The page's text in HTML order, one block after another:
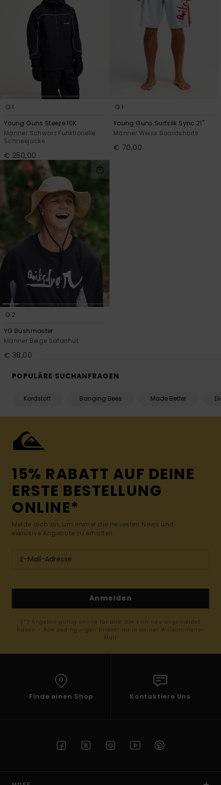
1
Young Guns Steeze 10K
Männer Schwarz Funktionelle
Schneejacke
€ 250,00
1
Young Guns Surfsilk Sync 21"
Männer Weiss Boardshorts
€ 70,00
2
YG Bushmaster
Männer Beige Safarihut
€ 38,00
POPULÄRE SUCHANFRAGEN
Kordstoff Banging Bees Made Better
15% RABATT AUF DEINE
ERSTE BESTELLUNG
ONLINE*
Melde dich an, um immer die neuesten News und
exklusive Angebote zu erhalten.
Anmelden
(*) Angebot gültig online für alle, die sich neu angemeldet
haben - Alle Bedingungen findest du in deiner Willkommens-
Mail
Finde einen Shop Kontaktiere Uns